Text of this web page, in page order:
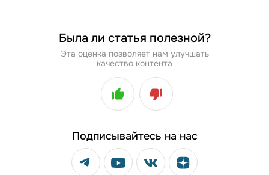
Была ли статья полезной?
Эта оценка позволяет нам улучшать
качество контента
Подписывайтесь на нас